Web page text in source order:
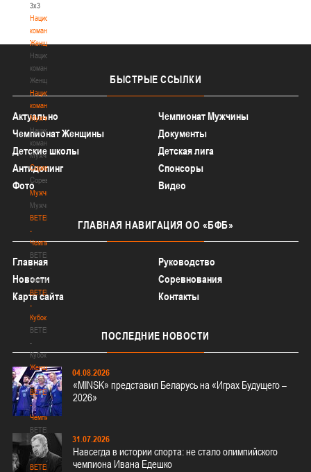
3х3
Национальная
команда.
Женщины
Национальная
команда.
Женщины
Национальная
команда.
Мужчины
Национальная
команда.
Мужчины
Соревнования
Соревнования
Мужчины
Мужчины
BETERA
-
Чемпионат
BETERA
-
Чемпионат
BETERA
-
Кубок
BETERA
-
Кубок
Женщины
Женщины
BETERA
-
Чемпионат
BETERA
-
Чемпионат
BETERA
БЫСТРЫЕ ССЫЛКИ
Актуально
Чемпионат Мужчины
Чемпионат Женщины
Документы
Детские школы
Детская лига
Антидопинг
Спонсоры
Фото
Видео
ГЛАВНАЯ НАВИГАЦИЯ ОО «БФБ»
Главная
Руководство
Новости
Соревнования
Карта сайта
Контакты
ПОСЛЕДНИЕ НОВОСТИ
04.08.2026
«MINSK» представил Беларусь на «Играх Будущего –
2026»
31.07.2026
Навсегда в истории спорта: не стало олимпийского
чемпиона Ивана Едешко